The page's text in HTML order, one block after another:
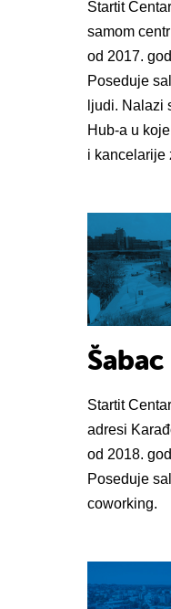
Startit
samom
od 2017.
Poseduje
ljudi. Nalazi
Hub-a u
i kancelarije
Šabac
Startit
adresi
od 2018.
Poseduje
coworking.